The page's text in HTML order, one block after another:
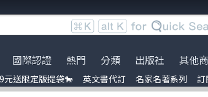
到店取貨新功能上線
送限定
服務｜代訂英文書
國際認證
熱門
Python
分類
電子電路電機類
出版社
全華圖書
其他
暢銷外文書
元送限定版提袋🐎 英文書代訂 名家名著系列 訂